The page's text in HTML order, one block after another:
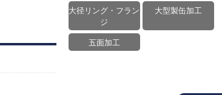
大径リング・フラン
ジ
大型製缶加工
五面加工